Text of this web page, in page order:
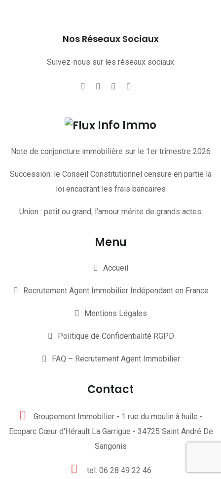
Nos Réseaux Sociaux
Suivez-nous sur les réseaux sociaux
Info Immo
Note de conjoncture immobilière sur le 1er trimestre 2026
Succession : le Conseil Constitutionnel censure en partie la
loi encadrant les frais bancaires
Union : petit ou grand, l'amour mérite de grands actes.
Menu
Accueil
Recrutement Agent Immobilier Indépendant en France
Mentions Légales
Politique de Confidentialité RGPD
FAQ – Recrutement Agent Immobilier
Contact
Groupement Immobilier - 1 rue du moulin à huile -
Ecoparc Cœur d'Hérault La Garrigue - 34725 Saint André De
Sangonis
tel: 06 28 49 22 46